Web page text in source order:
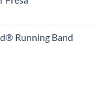
Running Band